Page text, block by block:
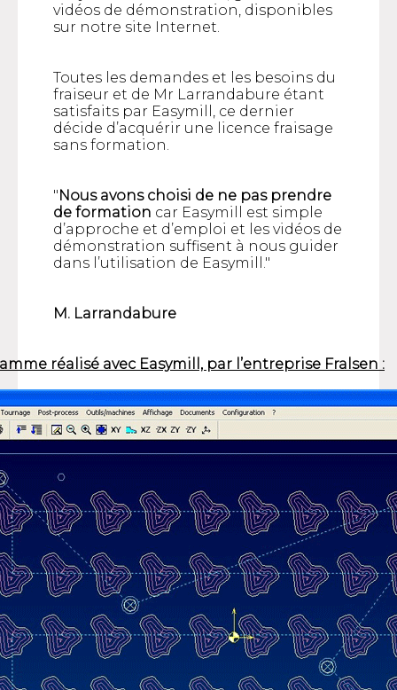
vidéos de démonstration, disponibles
sur notre site Internet.
Toutes les demandes et les besoins du
fraiseur et de Mr Larrandabure étant
satisfaits par Easymill, ce dernier
décide d’acquérir une licence fraisage
sans formation.
"Nous avons choisi de ne pas prendre
de formation car Easymill est simple
d’approche et d’emploi et les vidéos de
démonstration suffisent à nous guider
dans l’utilisation de Easymill."
M. Larrandabure
réalisé avec Easymill, par l’entreprise Fralsen :